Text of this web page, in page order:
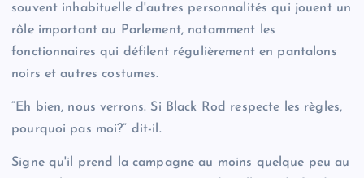
souvent inhabituelle d'autres personnalités qui jouent un
rôle important au Parlement, notamment les
fonctionnaires qui défilent régulièrement en pantalons
noirs et autres costumes.
“Eh bien, nous verrons. Si Black Rod respecte les règles,
pourquoi pas moi?” dit-il.
Signe qu'il prend la campagne au moins quelque peu au